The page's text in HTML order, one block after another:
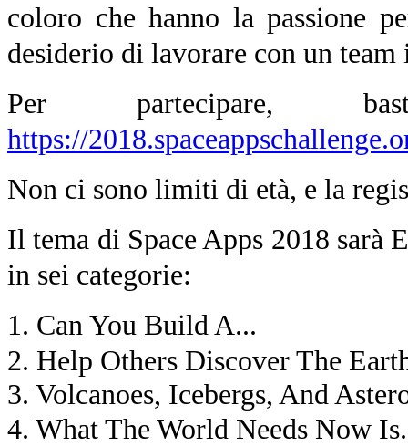
coloro che hanno la passione
desiderio di lavorare con un
Per partecipare,
https://
Non ci sono limiti di età, e la
Il tema di Space Apps 2018 sarà
in sei categorie:
1. Can You Build A...
2. Help Others Discover The
3. Volcanoes, Icebergs, And
4. What The World Needs Now